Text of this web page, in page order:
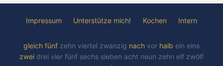
Impressum Unterstütze mich! Kochen Intern
gleich fünf zehn viertel zwanzig nach vor halb ein eins
zwei drei vier fünf sechs sieben acht neun zehn elf zwölf